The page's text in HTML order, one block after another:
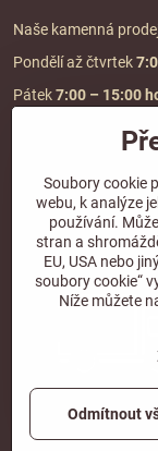
Naše kamenná
Pondělí až čtvrtek
Pátek7:00 – 15:00
Doprava a
DOPRAVA ZDARMA
při objednávce nad
*Nevztahuje se na
©2026Copyright
Soubory cookie
webu, k analýze
používání.
stran a
EU, USA nebo
soubory cookie“
Níže můžete
Odmítnout